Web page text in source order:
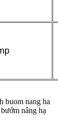
nâng hạ